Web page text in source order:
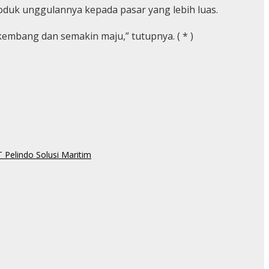
unggulannya kepada pasar yang lebih luas.
dan semakin maju,” tutupnya. ( * )
Pelindo Solusi Maritim